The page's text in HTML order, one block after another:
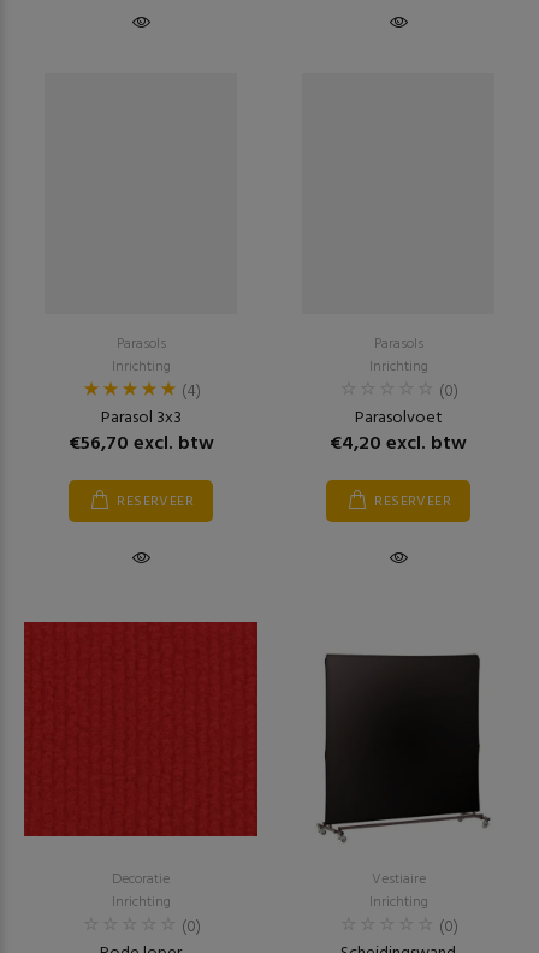
Parasols
Inrichting
(4)
Parasol 3x3
€56,70 excl. btw
RESERVEER
Parasols
Inrichting
(0)
Parasolvoet
€4,20 excl. btw
RESERVEER
Decoratie
Inrichting
(0)
Vestiaire
Inrichting
(0)